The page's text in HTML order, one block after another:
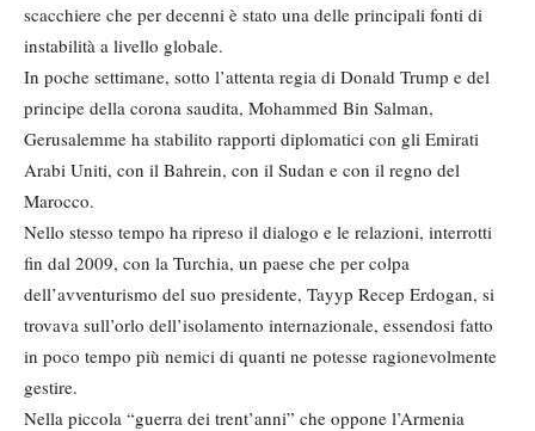
scacchiere che per decenni è stato una delle principali fonti di
instabilità a livello globale.
In poche settimane, sotto l’attenta regia di Donald Trump e del
principe della corona saudita, Mohammed Bin Salman,
Gerusalemme ha stabilito rapporti diplomatici con gli Emirati
Arabi Uniti, con il Bahrein, con il Sudan e con il regno del
Marocco.
Nello stesso tempo ha ripreso il dialogo e le relazioni, interrotti
fin dal 2009, con la Turchia, un paese che per colpa
dell’avventurismo del suo presidente, Tayyp Recep Erdogan, si
trovava sull’orlo dell’isolamento internazionale, essendosi fatto
in poco tempo più nemici di quanti ne potesse ragionevolmente
gestire.
Nella piccola “guerra dei trent’anni” che oppone l’Armenia